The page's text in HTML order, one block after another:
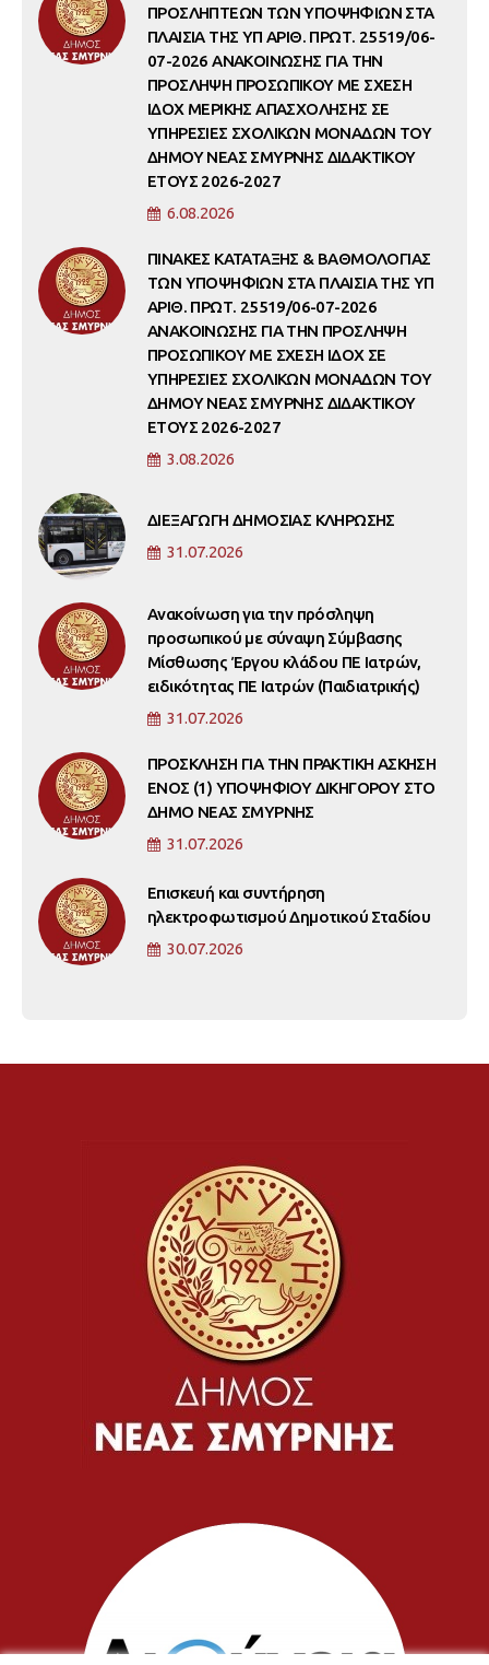
ΠΡΟΣΛΗΠΤΕΩΝ ΤΩΝ ΥΠΟΨΗΦΙΩΝ ΣΤΑ
ΠΛΑΙΣΙΑ ΤΗΣ ΥΠ ΑΡΙΘ. ΠΡΩΤ. 25519/06-
07-2026 ΑΝΑΚΟΙΝΩΣΗΣ ΓΙΑ ΤΗΝ
ΠΡΟΣΛΗΨΗ ΠΡΟΣΩΠΙΚΟΥ ΜΕ ΣΧΕΣΗ
ΙΔΟΧ ΜΕΡΙΚΗΣ ΑΠΑΣΧΟΛΗΣΗΣ ΣΕ
ΥΠΗΡΕΣΙΕΣ ΣΧΟΛΙΚΩΝ ΜΟΝΑΔΩΝ ΤΟΥ
ΔΗΜΟΥ ΝΕΑΣ ΣΜΥΡΝΗΣ ΔΙΔΑΚΤΙΚΟΥ
ΕΤΟΥΣ 2026-2027
6.08.2026
ΠΙΝΑΚΕΣ ΚΑΤΑΤΑΞΗΣ & ΒΑΘΜΟΛΟΓΙΑΣ
ΤΩΝ ΥΠΟΨΗΦΙΩΝ ΣΤΑ ΠΛΑΙΣΙΑ ΤΗΣ ΥΠ
ΑΡΙΘ. ΠΡΩΤ. 25519/06-07-2026
ΑΝΑΚΟΙΝΩΣΗΣ ΓΙΑ ΤΗΝ ΠΡΟΣΛΗΨΗ
ΠΡΟΣΩΠΙΚΟΥ ΜΕ ΣΧΕΣΗ ΙΔΟΧ ΣΕ
ΥΠΗΡΕΣΙΕΣ ΣΧΟΛΙΚΩΝ ΜΟΝΑΔΩΝ ΤΟΥ
ΔΗΜΟΥ ΝΕΑΣ ΣΜΥΡΝΗΣ ΔΙΔΑΚΤΙΚΟΥ
ΕΤΟΥΣ 2026-2027
3.08.2026
ΔΙΕΞΑΓΩΓΗ ΔΗΜΟΣΙΑΣ ΚΛΗΡΩΣΗΣ
31.07.2026
Ανακοίνωση για την πρόσληψη
προσωπικού με σύναψη Σύμβασης
Μίσθωσης Έργου κλάδου ΠΕ Ιατρών,
ειδικότητας ΠΕ Ιατρών (Παιδιατρικής)
31.07.2026
ΠΡΟΣΚΛΗΣΗ ΓΙΑ ΤΗΝ ΠΡΑΚΤΙΚΗ ΑΣΚΗΣΗ
ΕΝΟΣ (1) ΥΠΟΨΗΦΙΟΥ ΔΙΚΗΓΟΡΟΥ ΣΤΟ
ΔΗΜΟ ΝΕΑΣ ΣΜΥΡΝΗΣ
31.07.2026
Επισκευή και συντήρηση
ηλεκτροφωτισμού Δημοτικού Σταδίου
30.07.2026